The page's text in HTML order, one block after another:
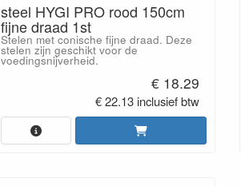
steel HYGI PRO rood 150cm
fijne draad 1st
Stelen met conische fijne draad. Deze
stelen zijn geschikt voor de
voedingsnijverheid.
€ 18.29
€ 22.13 inclusief btw